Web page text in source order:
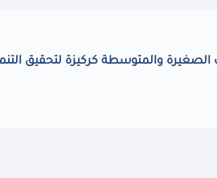
والمتوسطة كركيزة لتحقيق